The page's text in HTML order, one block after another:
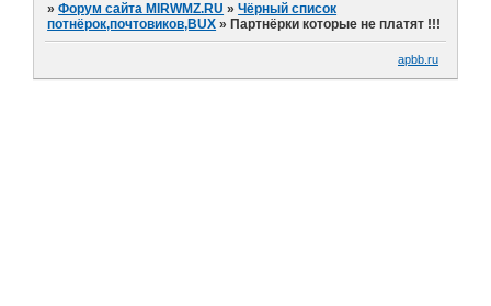
»Форум сайта MIRWMZ.RU »Чёрный список
потнёрок,почтовиков,BUX » Партнёрки которые не платят !!!
apbb.ru